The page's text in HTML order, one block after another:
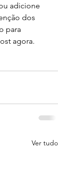
adicione
dos
para
agora.
Ver tudo